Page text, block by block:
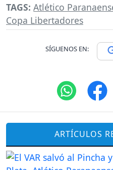
TAGS:Atlético
Copa Libertadores
SÍGUENOS EN:
ARTÍCULOS